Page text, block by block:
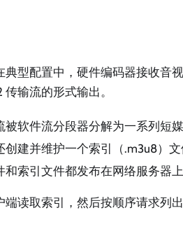
典型配置中，硬件编码器接收音
传输流的形式输出。
被软件流分段器分解为一系列短
创建并维护一个索引（.m3u8）
和索引文件都发布在网络服务器上
端读取索引，然后按顺序请求列